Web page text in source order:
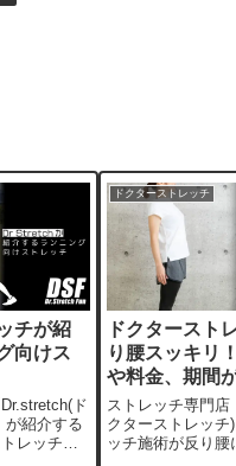
チが紹
向けス
ド
が紹介する
レッチと
ドクターストレッチ
ドクタースト
り腰スッキリ
や料金、期間
ストレッチ専門店
クターストレッチ
ッチ施術が反り腰